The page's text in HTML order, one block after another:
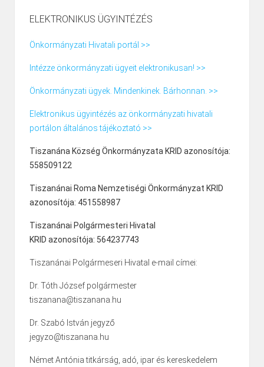
ELEKTRONIKUS ÜGYINTÉZÉS
Önkormányzati Hivatali portál >>
Intézze önkormányzati ügyeit elektronikusan! >>
Önkormányzati ügyek. Mindenkinek. Bárhonnan. >>
Elektronikus ügyintézés az önkormányzati hivatali
portálon általános tájékoztató >>
Tiszanána Község Önkormányzata KRID azonosítója:
558509122
Tiszanánai Roma Nemzetiségi Önkormányzat KRID
azonosítója: 451558987
Tiszanánai Polgármesteri Hivatal
KRID azonosítója: 564237743
Tiszanánai Polgármeseri Hivatal e-mail címei:
Dr. Tóth József polgármester
tiszanana@tiszanana.hu
Dr. Szabó István jegyző
jegyzo@tiszanana.hu
Német Antónia titkárság, adó, ipar és kereskedelem